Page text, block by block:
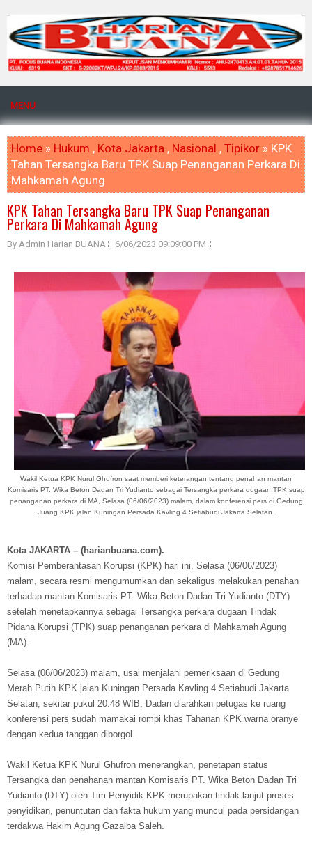
MENU
Home » Hukum , Kota Jakarta , Nasional , Tipikor » KPK
Tahan Tersangka Baru TPK Suap Penanganan Perkara Di
Mahkamah Agung
KPK Tahan Tersangka Baru TPK Suap Penanganan
Perkara Di Mahkamah Agung
By Admin Harian BUANA 6/06/2023 09:09:00 PM
Wakil Ketua KPK Nurul Ghufron saat memberi keterangan tentang penahan mantan
Komisaris PT. Wika Beton Dadan Tri Yudianto sebagai Tersangka perkara dugaan TPK suap
penanganan perkara di MA, Selasa (06/06/2023) malam, dalam konferensi pers di Gedung
Juang KPK jalan Kuningan Persada Kavling 4 Setiabudi Jakarta Selatan.
Kota JAKARTA – (harianbuana.com).
Komisi Pemberantasan Korupsi (KPK) hari ini, Selasa (06/06/2023)
malam, secara resmi mengumumkan dan sekaligus melakukan penahan
terhadap mantan Komisaris PT. Wika Beton Dadan Tri Yudianto (DTY)
setelah menetapkannya sebagai Tersangka perkara dugaan Tindak
Pidana Korupsi (TPK) suap penanganan perkara di Mahkamah Agung
(MA).
Selasa (06/06/2023) malam, usai menjalani pemeriksaan di Gedung
Merah Putih KPK jalan Kuningan Persada Kavling 4 Setiabudi Jakarta
Selatan, sekitar pukul 20.48 WIB, Dadan diarahkan petugas ke ruang
konferensi pers sudah mamakai rompi khas Tahanan KPK warna oranye
dengan kedua tanggan diborgol.
Wakil Ketua KPK Nurul Ghufron menerangkan, penetapan status
Tersangka dan penahanan mantan Komisaris PT. Wika Beton Dadan Tri
Yudianto (DTY) oleh Tim Penyidik KPK merupakan tindak-lanjut proses
penyidikan, penuntutan dan fakta hukum yang muncul pada persidangan
terdakwa Hakim Agung Gazalba Saleh.